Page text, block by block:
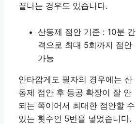
끝나는 경우도 있습니다.
산동제 점안 기준 : 10분 간
격으로 최대 5회까지 점안
가능
안타깝게도 필자의 경우에는 산
동제 점안 후 동공 확장이 잘 안
되는 쪽이어서 최대한 점안할 수
있는 횟수인 5번을 넣었습니다.